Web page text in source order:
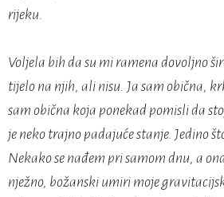
rijeku.
Voljela bih da su mi ramena dovoljno
tijelo na njih, ali nisu. Ja sam obična,
sam obična koja ponekad pomisli da
je neko trajno padajuće stanje. Jedino
Nekako se nađem pri samom dnu, a
nježno, božanski umiri moje